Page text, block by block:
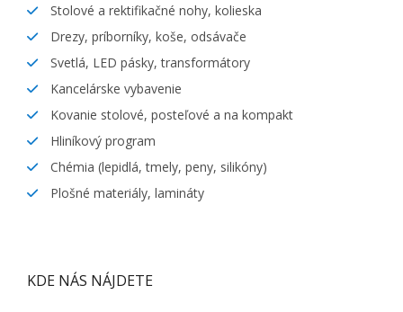
Stolové a rektifikačné nohy, kolieska
Drezy, príborníky, koše, odsávače
Svetlá, LED pásky, transformátory
Kancelárske vybavenie
Kovanie stolové, posteľové a na kompakt
Hliníkový program
Chémia (lepidlá, tmely, peny, silikóny)
Plošné materiály, lamináty
KDE NÁS NÁJDETE